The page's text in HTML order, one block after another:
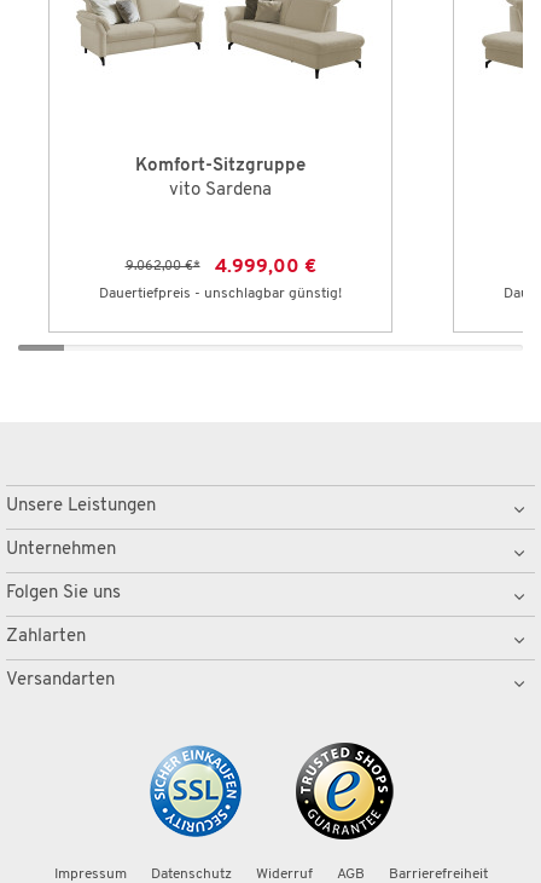
Komfort-Sitzgruppe
vito Sardena
9.062,00 €* 4.999,00 €
Dauertiefpreis - unschlagbar günstig!
Unsere Leistungen
Unternehmen
Folgen Sie uns
Zahlarten
Versandarten
Impressum Datenschutz Widerruf AGB Barrierefreiheit